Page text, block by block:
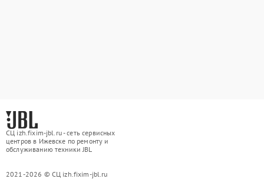
СЦ izh.fixim-jbl.ru - сеть сервисных
центров в Ижевске по ремонту и
обслуживанию техники JBL
2021-2026 © СЦ izh.fixim-jbl.ru